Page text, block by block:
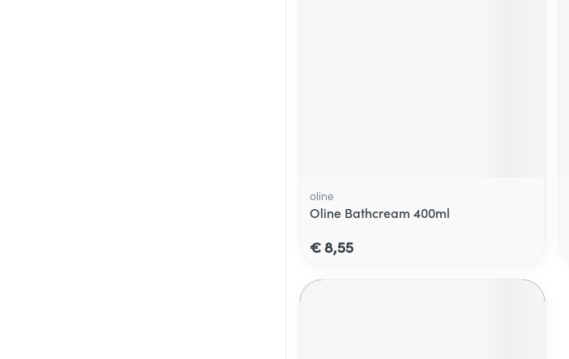
oline
Oline Bathcream 400ml
€ 8,55